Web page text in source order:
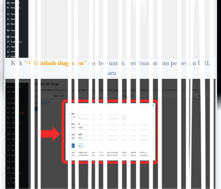
Klik "+ Tambah slug baru" tombol untuk membuat aturan pemetaan URL
baru